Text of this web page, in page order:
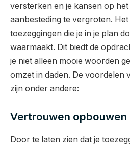
versterken en je kansen op
aanbesteding te vergroten. Het
toezeggingen die je in je plan
waarmaakt. Dit biedt de
je niet alleen mooie woorden
omzet in daden. De voordelen
zijn onder andere:
Vertrouwen opbouwen
Door te laten zien dat je